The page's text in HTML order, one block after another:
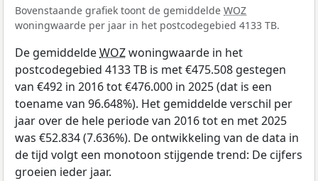
Bovenstaande grafiek toont de gemiddelde WOZ
woningwaarde per jaar in het postcodegebied 4133 TB.
De gemiddeldeWOZwoningwaarde in het
postcodegebied 4133 TB is met €475.508 gestegen
van €492 in 2016 tot €476.000 in 2025 (dat is een
toename van 96.648%). Het gemiddelde verschil per
jaar over de hele periode van 2016 tot en met 2025
was €52.834 (7.636%). De ontwikkeling van de data in
de tijd volgt een monotoon stijgende trend: De cijfers
groeien ieder jaar.